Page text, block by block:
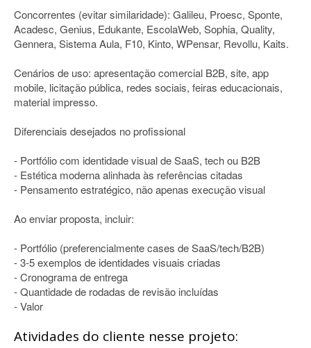
Concorrentes (evitar similaridade): Galileu, Proesc, Sponte,
Acadesc, Genius, Edukante, EscolaWeb, Sophia, Quality,
Gennera, Sistema Aula, F10, Kinto, WPensar, Revollu, Kaits.
Cenários de uso: apresentação comercial B2B, site, app
mobile, licitação pública, redes sociais, feiras educacionais,
material impresso.
Diferenciais desejados no profissional
- Portfólio com identidade visual de SaaS, tech ou B2B
- Estética moderna alinhada às referências citadas
- Pensamento estratégico, não apenas execução visual
Ao enviar proposta, incluir:
- Portfólio (preferencialmente cases de SaaS/tech/B2B)
- 3-5 exemplos de identidades visuais criadas
- Cronograma de entrega
- Quantidade de rodadas de revisão incluídas
- Valor
Atividades do cliente nesse projeto: